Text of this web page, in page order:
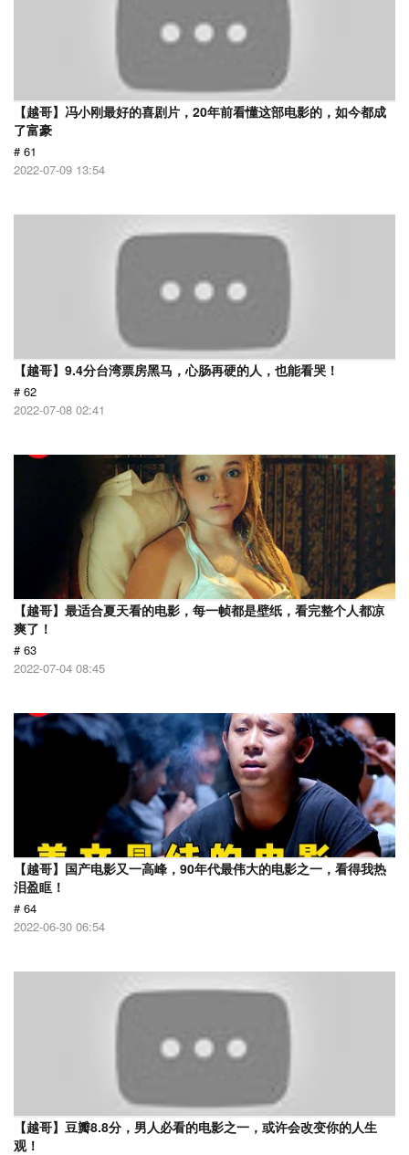
【越哥】冯小刚最好的喜剧片，20年前看懂这部电影的，如今都成
了富豪
# 61
2022-07-09 13:54
【越哥】9.4分台湾票房黑马，心肠再硬的人，也能看哭！
# 62
2022-07-08 02:41
【越哥】最适合夏天看的电影，每一帧都是壁纸，看完整个人都凉
爽了！
# 63
2022-07-04 08:45
【越哥】国产电影又一高峰，90年代最伟大的电影之一，看得我热
泪盈眶！
# 64
2022-06-30 06:54
【越哥】豆瓣8.8分，男人必看的电影之一，或许会改变你的人生
观！